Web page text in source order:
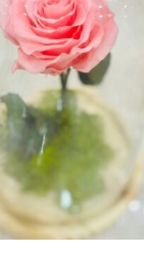
AÑADIR AL CARRITO